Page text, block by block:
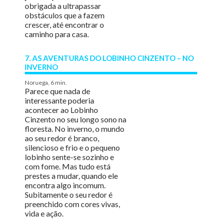
obrigada a ultrapassar
obstáculos que a fazem
crescer, até encontrar o
caminho para casa.
7. AS AVENTURAS DO LOBINHO CINZENTO – NO
INVERNO
Noruega, 6 min.
Parece que nada de
interessante poderia
acontecer ao Lobinho
Cinzento no seu longo sono na
floresta. No inverno, o mundo
ao seu redor é branco,
silencioso e frio e o pequeno
lobinho sente-se sozinho e
com fome. Mas tudo está
prestes a mudar, quando ele
encontra algo incomum.
Subitamente o seu redor é
preenchido com cores vivas,
vida e ação.